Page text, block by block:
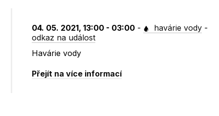
04. 05. 2021, 13:00 - 03:00 - havárie vody -
odkaz na událost
Havárie vody
Přejít na více informací